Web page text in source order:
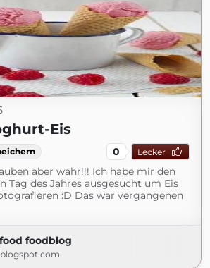
Eis
0 Lecker
aber wahr!!! Ich habe mir den
Tag des Jahres ausgesucht um Eis
:D Das war vergangenen
foodblog